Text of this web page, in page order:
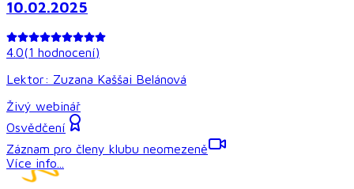
10.02.2025
4.0(1 hodnocení)
Lektor: Zuzana Kaššai Belánová
Živý webinář
Osvědčení
Záznam pro členy klubu neomezeně
Více info...